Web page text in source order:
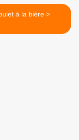
poulet à la bière >